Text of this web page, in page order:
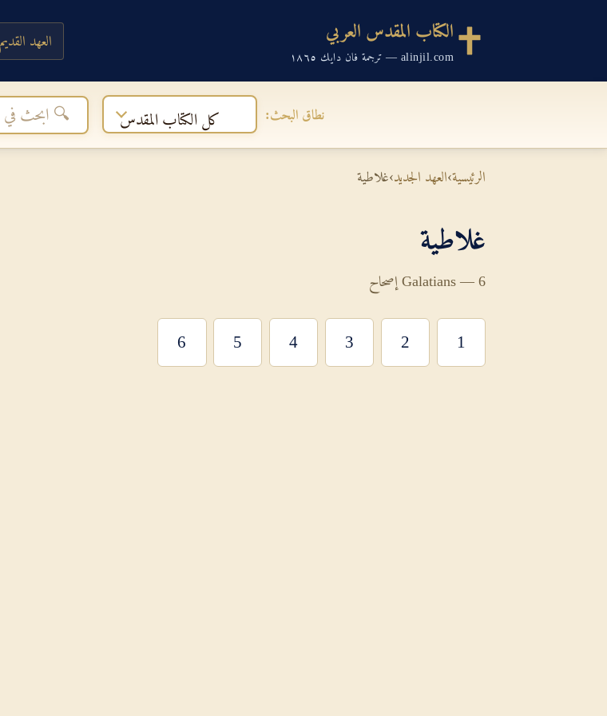
الكتاب المقدس العربي
alinjil.com — ترجمة فان دايك ١٨٦٥
العهد القديم
نطاق البحث: كل الكتاب المقدس
الرئيسية›العهد الجديد›غلاطية
غلاطية
Galatians — 6 إصحاح
1
2
3
4
5
6